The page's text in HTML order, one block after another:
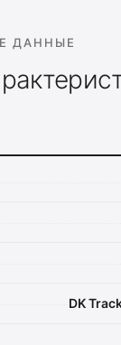
ДАННЫЕ
DK